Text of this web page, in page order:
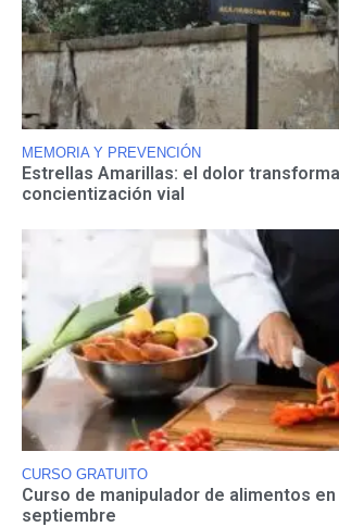
MEMORIA Y PREVENCIÓN
Estrellas Amarillas: el dolor
concientización vial
CURSO GRATUITO
Curso de manipulador de alimentos
septiembre